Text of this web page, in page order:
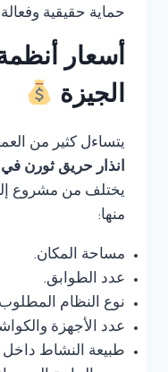
حماية حقيقية
أسعار
الجيزة
يتساءل كثير من
انذار حريق ثورن في
يختلف من مشروع
منها:
مساحة المكان.
عدد الطوابق.
نوع النظام
عدد الأجهزة
طبيعة النشاط داخل